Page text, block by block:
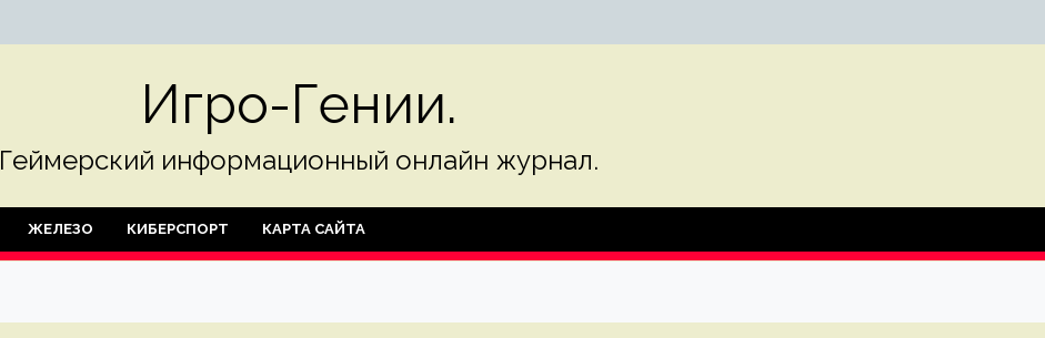
Игро-Гении.
Геймерский информационный онлайн журнал.
ЖЕЛЕЗО КИБЕРСПОРТ КАРТА САЙТА